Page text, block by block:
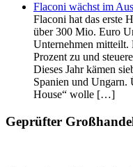
Flaconi wächst im
Flaconi hat das erste
über 300 Mio. Euro
Unternehmen mitteilt.
Prozent zu und
Dieses Jahr kämen
Spanien und Ungarn.
House“ wolle […]
Geprüfter